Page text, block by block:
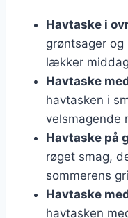
Havtaske i
grøntsager
lækker
Havtaske
havtasken i
velsmagende
Havtaske på
røget smag,
sommerens
Havtaske
havtasken